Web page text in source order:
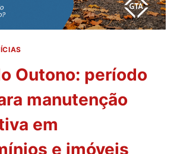
Outono: período
manutenção
em
e imóveis